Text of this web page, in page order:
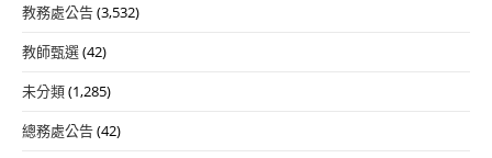
教務處公告(3,532)
教師甄選(42)
未分類(1,285)
總務處公告(42)